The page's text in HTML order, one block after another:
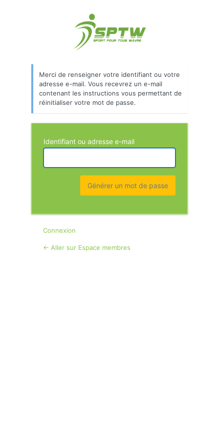
Merci de renseigner votre identifiant ou votre
adresse e-mail. Vous recevrez un e-mail
contenant les instructions vous permettant de
réinitialiser votre mot de passe.
Identifiant ou adresse e-mail
Connexion
← Aller sur Espace membres